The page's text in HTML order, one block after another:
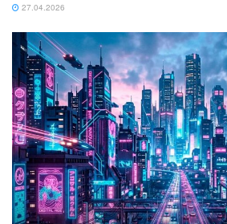
27.04.2026